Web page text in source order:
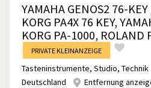
YAMAHA GENOS2 76-KEY
KORG PA4X 76 KEY,
KORG PA-1000, ROLAND
PRIVATE KLEINANZEIGE
Tasteninstrumente, Studio, Technik
Deutschland
Entfernung